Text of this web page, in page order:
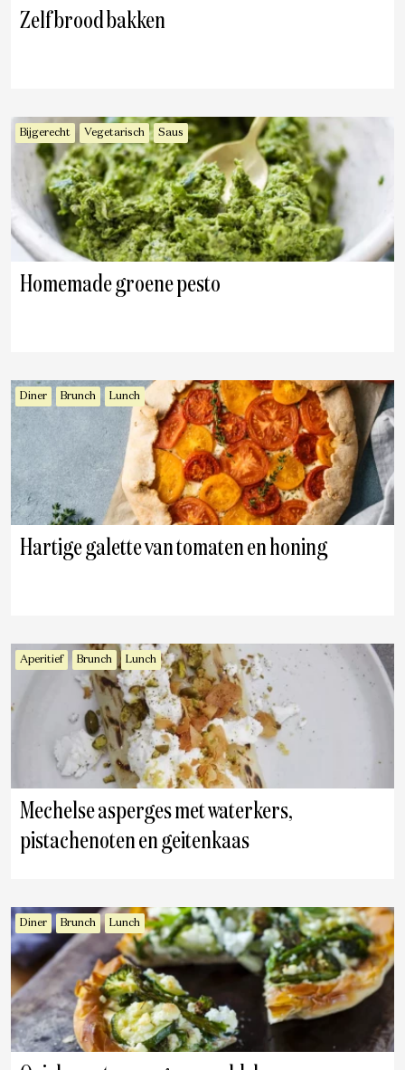
Zelf brood bakken
Bijgerecht Vegetarisch Saus
Homemade groene pesto
Diner Brunch Lunch
Hartige galette van tomaten en honing
Aperitief Brunch Lunch
Mechelse asperges met waterkers,
pistachenoten en geitenkaas
Diner Brunch Lunch